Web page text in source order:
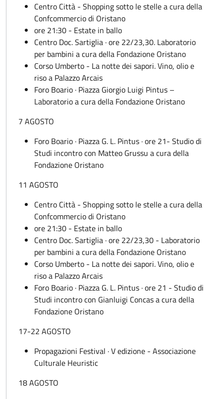
Centro Città - Shopping sotto le stelle a cura della
Confcommercio di Oristano
ore 21:30 - Estate in ballo
Centro Doc. Sartiglia · ore 22/23,30. Laboratorio
per bambini a cura della Fondazione Oristano
Corso Umberto - La notte dei sapori. Vino, olio e
riso a Palazzo Arcais
Foro Boario · Piazza Giorgio Luigi Pintus –
Laboratorio a cura della Fondazione Oristano
7 AGOSTO
Foro Boario · Piazza G. L. Pintus · ore 21- Studio di
Studi incontro con Matteo Grussu a cura della
Fondazione Oristano
11 AGOSTO
Centro Città - Shopping sotto le stelle a cura della
Confcommercio di Oristano
ore 21:30 - Estate in ballo
Centro Doc. Sartiglia · ore 22/23,30 - Laboratorio
per bambini a cura della Fondazione Oristano
Corso Umberto - La notte dei sapori. Vino, olio e
riso a Palazzo Arcais
Foro Boario · Piazza G. L. Pintus · ore 21 - Studio di
Studi incontro con Gianluigi Concas a cura della
Fondazione Oristano
17-22 AGOSTO
Propagazioni Festival · V edizione - Associazione
Culturale Heuristic
18 AGOSTO